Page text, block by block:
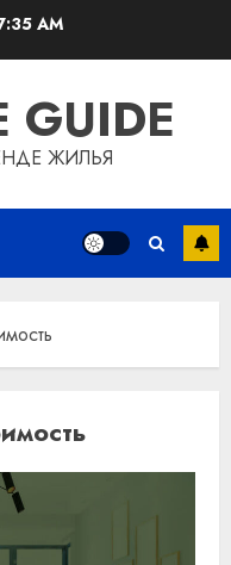
AM
GUIDE
ЖИЛЬЯ